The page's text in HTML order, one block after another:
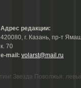
Адрес редакции:
420080, г. Казань, пр-т
к. 70
е-mail: volarst@mail.ru